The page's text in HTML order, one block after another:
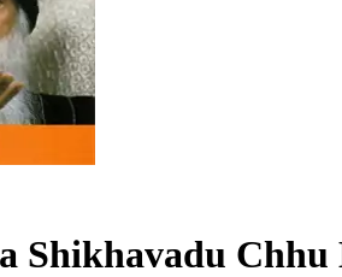
Shikhavadu Chhu